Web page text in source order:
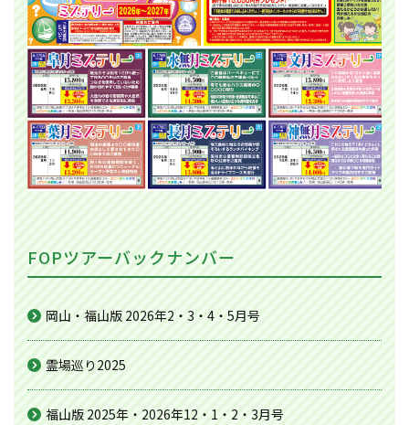
FOPツアーバックナンバー
岡山・福山版 2026年2・3・4・5月号
霊場巡り2025
福山版 2025年・2026年12・1・2・3月号